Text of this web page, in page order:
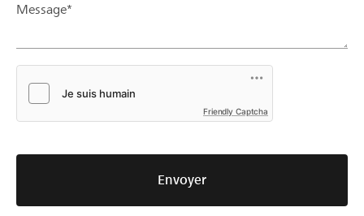
Message*
Friendly Captcha
Envoyer